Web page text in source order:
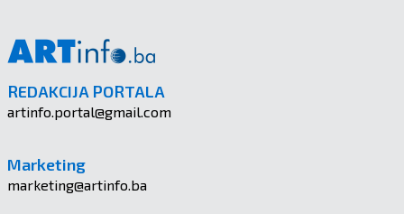
REDAKCIJA PORTALA
artinfo.portal@gmail.com
Marketing
marketing@artinfo.ba